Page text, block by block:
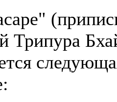
Трипура